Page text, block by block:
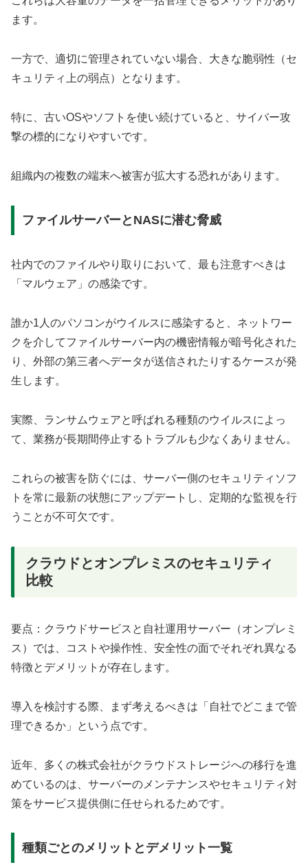
ます。
一方で、適切に管理されていない場合、大きな脆弱性（セ
キュリティ上の弱点）となります。
特に、古いOSやソフトを使い続けていると、サイバー攻
撃の標的になりやすいです。
組織内の複数の端末へ被害が拡大する恐れがあります。
ファイルサーバーとNASに潜む脅威
社内でのファイルやり取りにおいて、最も注意すべきは
「マルウェア」の感染です。
誰か1人のパソコンがウイルスに感染すると、ネットワー
クを介してファイルサーバー内の機密情報が暗号化された
り、外部の第三者へデータが送信されたりするケースが発
生します。
実際、ランサムウェアと呼ばれる種類のウイルスによっ
て、業務が長期間停止するトラブルも少なくありません。
これらの被害を防ぐには、サーバー側のセキュリティソフ
トを常に最新の状態にアップデートし、定期的な監視を行
うことが不可欠です。
クラウドとオンプレミスのセキュリティ
比較
要点：クラウドサービスと自社運用サーバー（オンプレミ
ス）では、コストや操作性、安全性の面でそれぞれ異なる
特徴とデメリットが存在します。
導入を検討する際、まず考えるべきは「自社でどこまで管
理できるか」という点です。
近年、多くの株式会社がクラウドストレージへの移行を進
めているのは、サーバーのメンテナンスやセキュリティ対
策をサービス提供側に任せられるためです。
種類ごとのメリットとデメリット一覧